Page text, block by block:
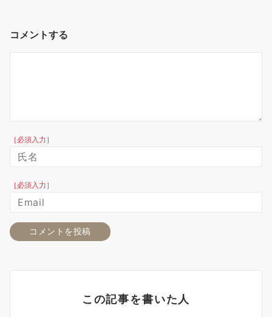
コメントする
［必須入力］
［必須入力］
この記事を書いた人